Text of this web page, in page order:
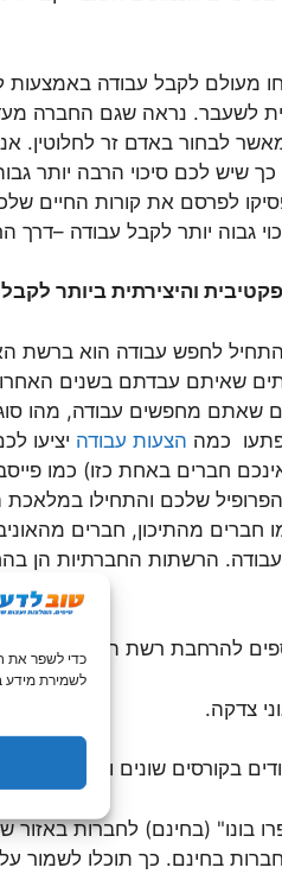
כדי לשפר את
לשמירת מידע
מעולם לקבל עבודה
לשעבר. נראה שגם החברה
לבחור באדם זר לחלוטין.
שיש לכם סיכוי הרבה יותר
לפרסם את קורות החיים
גבוה יותר לקבל עבודה –דרך
והיצירתית ביותר
לחפש עבודה הוא ברשת
שאיתם עבדתם בשנים
שאתם מחפשים עבודה, מהו
כמה הצעות עבודה יציעו
חברים באחת כזו) כמו
שלכם והתחילו במלאכת
חברים מהתיכון, חברים
הרשתות החברתיות הן
להרחבת רשת הקשר שלכם
צדקה.
שונים והכירואת כל
(בחינם) לחברות באזור
בחינם. כך תוכלו לשמור על